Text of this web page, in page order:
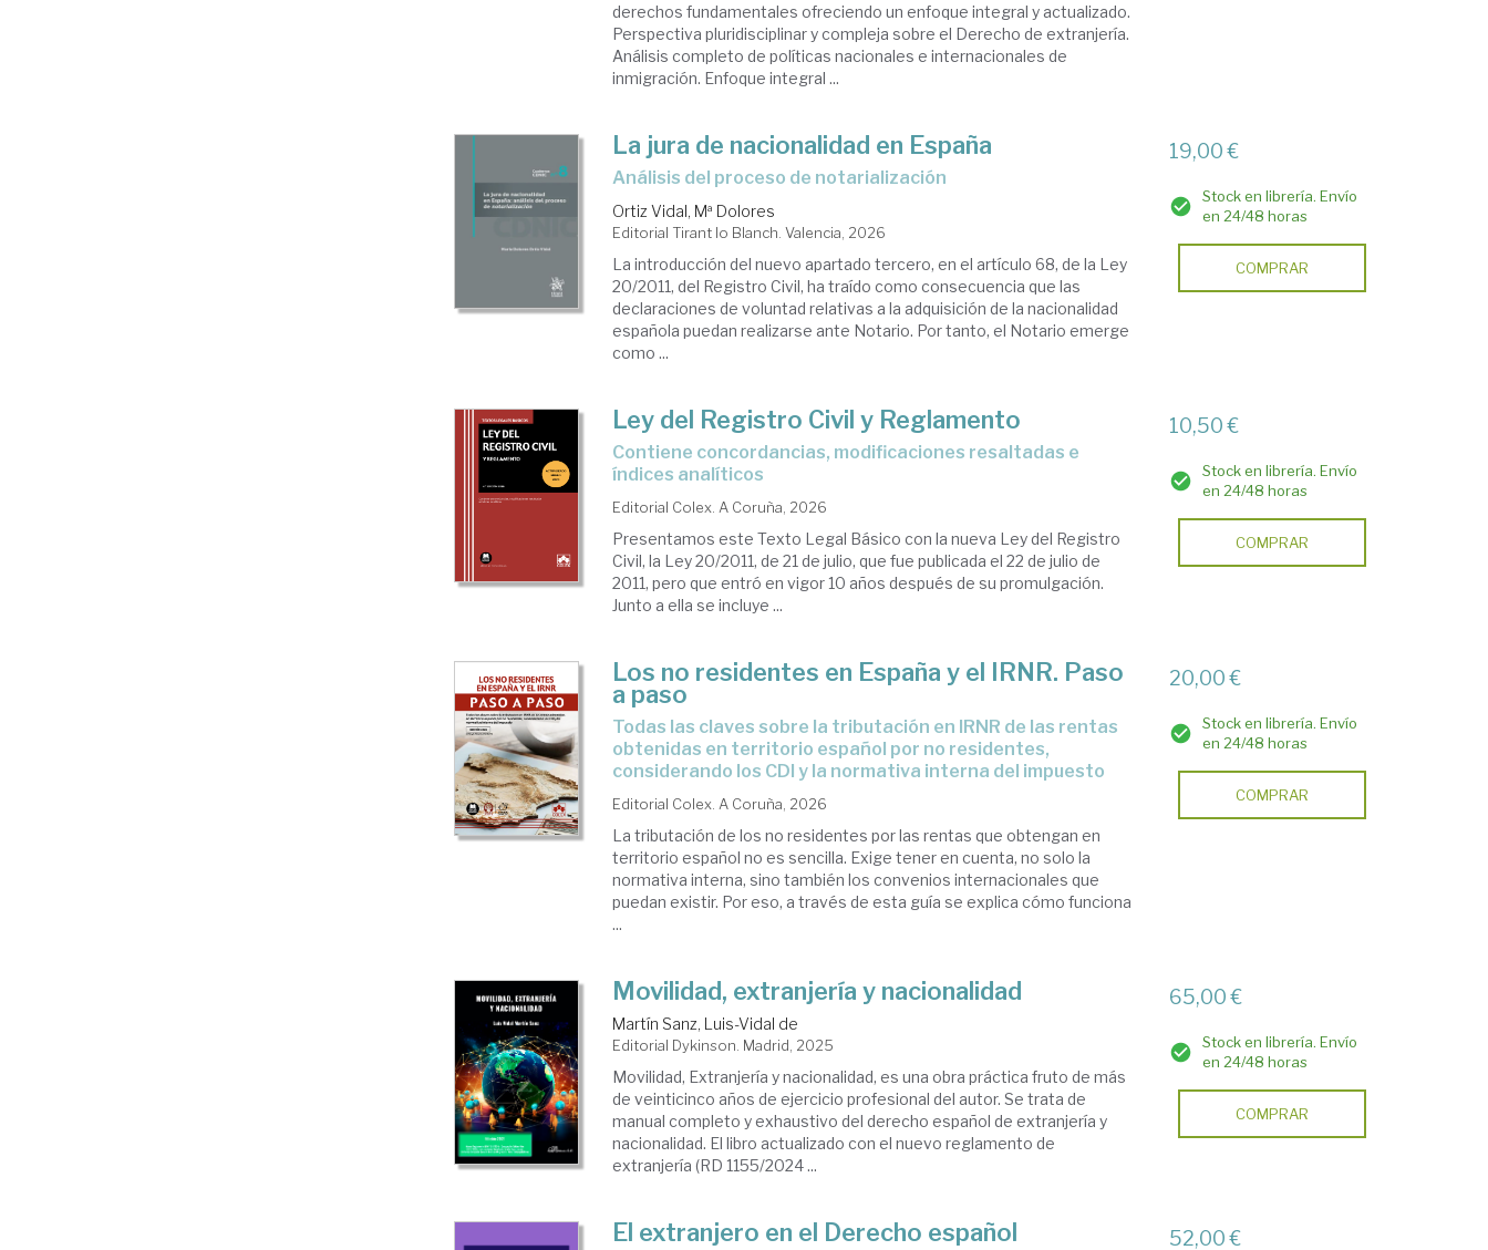
derechos fundamentales ofreciendo un enfoque integral y actualizado.
Perspectiva pluridisciplinar y compleja sobre el Derecho de extranjería.
Análisis completo de políticas nacionales e internacionales de
inmigración. Enfoque integral ...
La jura de nacionalidad en España
análisis del proceso de notarialización
Ortiz Vidal, Mª Dolores
Editorial Tirant lo Blanch. Valencia, 2026
La introducción del nuevo apartado tercero, en el artículo 68, de la Ley
20/2011, del Registro Civil, ha traído como consecuencia que las
declaraciones de voluntad relativas a la adquisición de la nacionalidad
española puedan realizarse ante Notario. Por tanto, el Notario emerge
como ...
19,00 €
Stock en librería. Envío
en 24/48 horas
COMPRAR
Ley del Registro Civil y Reglamento
Contiene concordancias, modificaciones resaltadas e
índices analíticos
Editorial Colex. A Coruña, 2026
Presentamos este Texto Legal Básico con la nueva Ley del Registro
Civil, la Ley 20/2011, de 21 de julio, que fue publicada el 22 de julio de
2011, pero que entró en vigor 10 años después de su promulgación.
Junto a ella se incluye ...
10,50 €
Stock en librería. Envío
en 24/48 horas
COMPRAR
Los no residentes en España y el IRNR. Paso
a paso
Todas las claves sobre la tributación en IRNR de las rentas
obtenidas en territorio español por no residentes,
considerando los CDI y la normativa interna del impuesto
Editorial Colex. A Coruña, 2026
La tributación de los no residentes por las rentas que obtengan en
territorio español no es sencilla. Exige tener en cuenta, no solo la
normativa interna, sino también los convenios internacionales que
puedan existir. Por eso, a través de esta guía se explica cómo funciona
...
20,00 €
Stock en librería. Envío
en 24/48 horas
COMPRAR
Movilidad, extranjería y nacionalidad
Martín Sanz, Luis-Vidal de
Editorial Dykinson. Madrid, 2025
Movilidad, Extranjería y nacionalidad, es una obra práctica fruto de más
de veinticinco años de ejercicio profesional del autor. Se trata de
manual completo y exhaustivo del derecho español de extranjería y
nacionalidad. El libro actualizado con el nuevo reglamento de
extranjería (RD 1155/2024 ...
65,00 €
Stock en librería. Envío
en 24/48 horas
COMPRAR
El extranjero en el Derecho español 52,00 €